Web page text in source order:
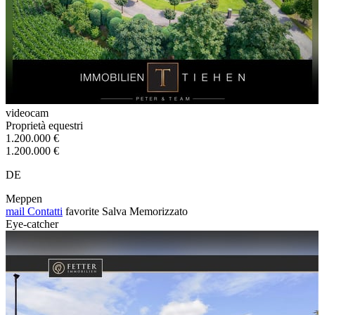
videocam
Proprietà equestri
1.200.000 €
1.200.000 €
DE
Meppen
mail Contatti favorite Salva Memorizzato
Eye-catcher